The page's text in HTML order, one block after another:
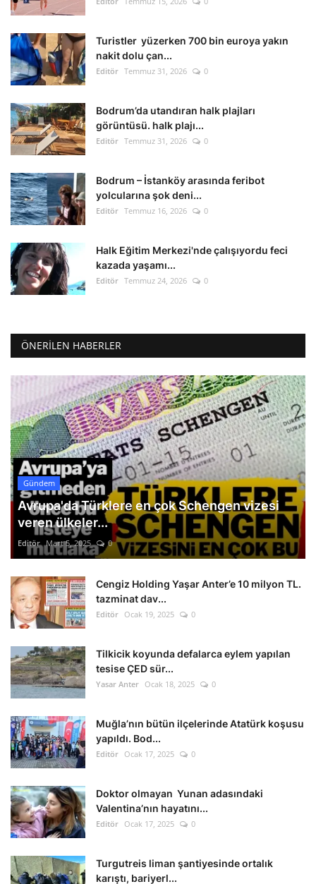
Turistler yüzerken 700 bin euroya yakın
nakit dolu çan...
Editör Temmuz 31, 2026 0
Bodrum’da utandıran halk plajları
görüntüsü. halk plajı...
Editör Temmuz 31, 2026 0
Bodrum – İstanköy arasında feribot
yolcularına şok deni...
Editör Temmuz 16, 2026 0
Halk Eğitim Merkezi'nde çalışıyordu feci
kazada yaşamı...
Editör Temmuz 24, 2026 0
ÖNERILEN HABERLER
Gündem
Avrupa'da Türklere en çok Schengen vizesi
veren ülkeler...
Editör Mart 5, 2025 0
Cengiz Holding Yaşar Anter’e 10 milyon TL.
tazminat dav...
Editör Ocak 19, 2025 0
Tilkicik koyunda defalarca eylem yapılan
tesise ÇED sür...
Yasar Anter Ocak 18, 2025 0
Muğla’nın bütün ilçelerinde Atatürk koşusu
yapıldı. Bod...
Editör Ocak 17, 2025 0
Doktor olmayan Yunan adasındaki
Valentina’nın hayatını...
Editör Ocak 17, 2025 0
Turgutreis liman şantiyesinde ortalık
karıştı, bariyerl...